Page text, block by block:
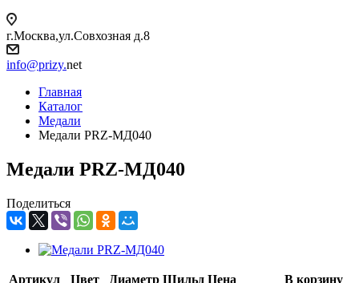
г.Москва,ул.Совхозная д.8
info@prizy.net
Главная
Каталог
Медали
Медали PRZ-МД040
Медали PRZ-МД040
Поделиться
Артикул Цвет Диаметр Шильд Цена
В корзину